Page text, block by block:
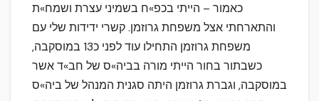
כאמור – הייתי בכפ»ח בשמיני עצרת ושמח»ת
והתארחתי אצל משפחת גרוזמן. קשרי ידידות שלי עם
משפחת גרוזמן התחילו עוד לפני כ13 במוסקבה,
כשבתור בחור הייתי מורה בביה»ס של חב»ד אשר
במוסקבה, וגברת גרוזמן היתה סגנית המנהל של ביה»ס